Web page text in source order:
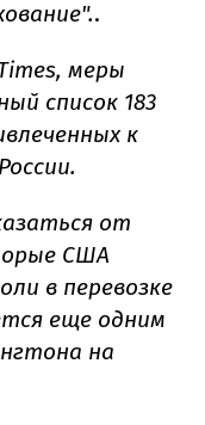
.
меры
список 183
к
от
США
в перевозке
еще одним
на